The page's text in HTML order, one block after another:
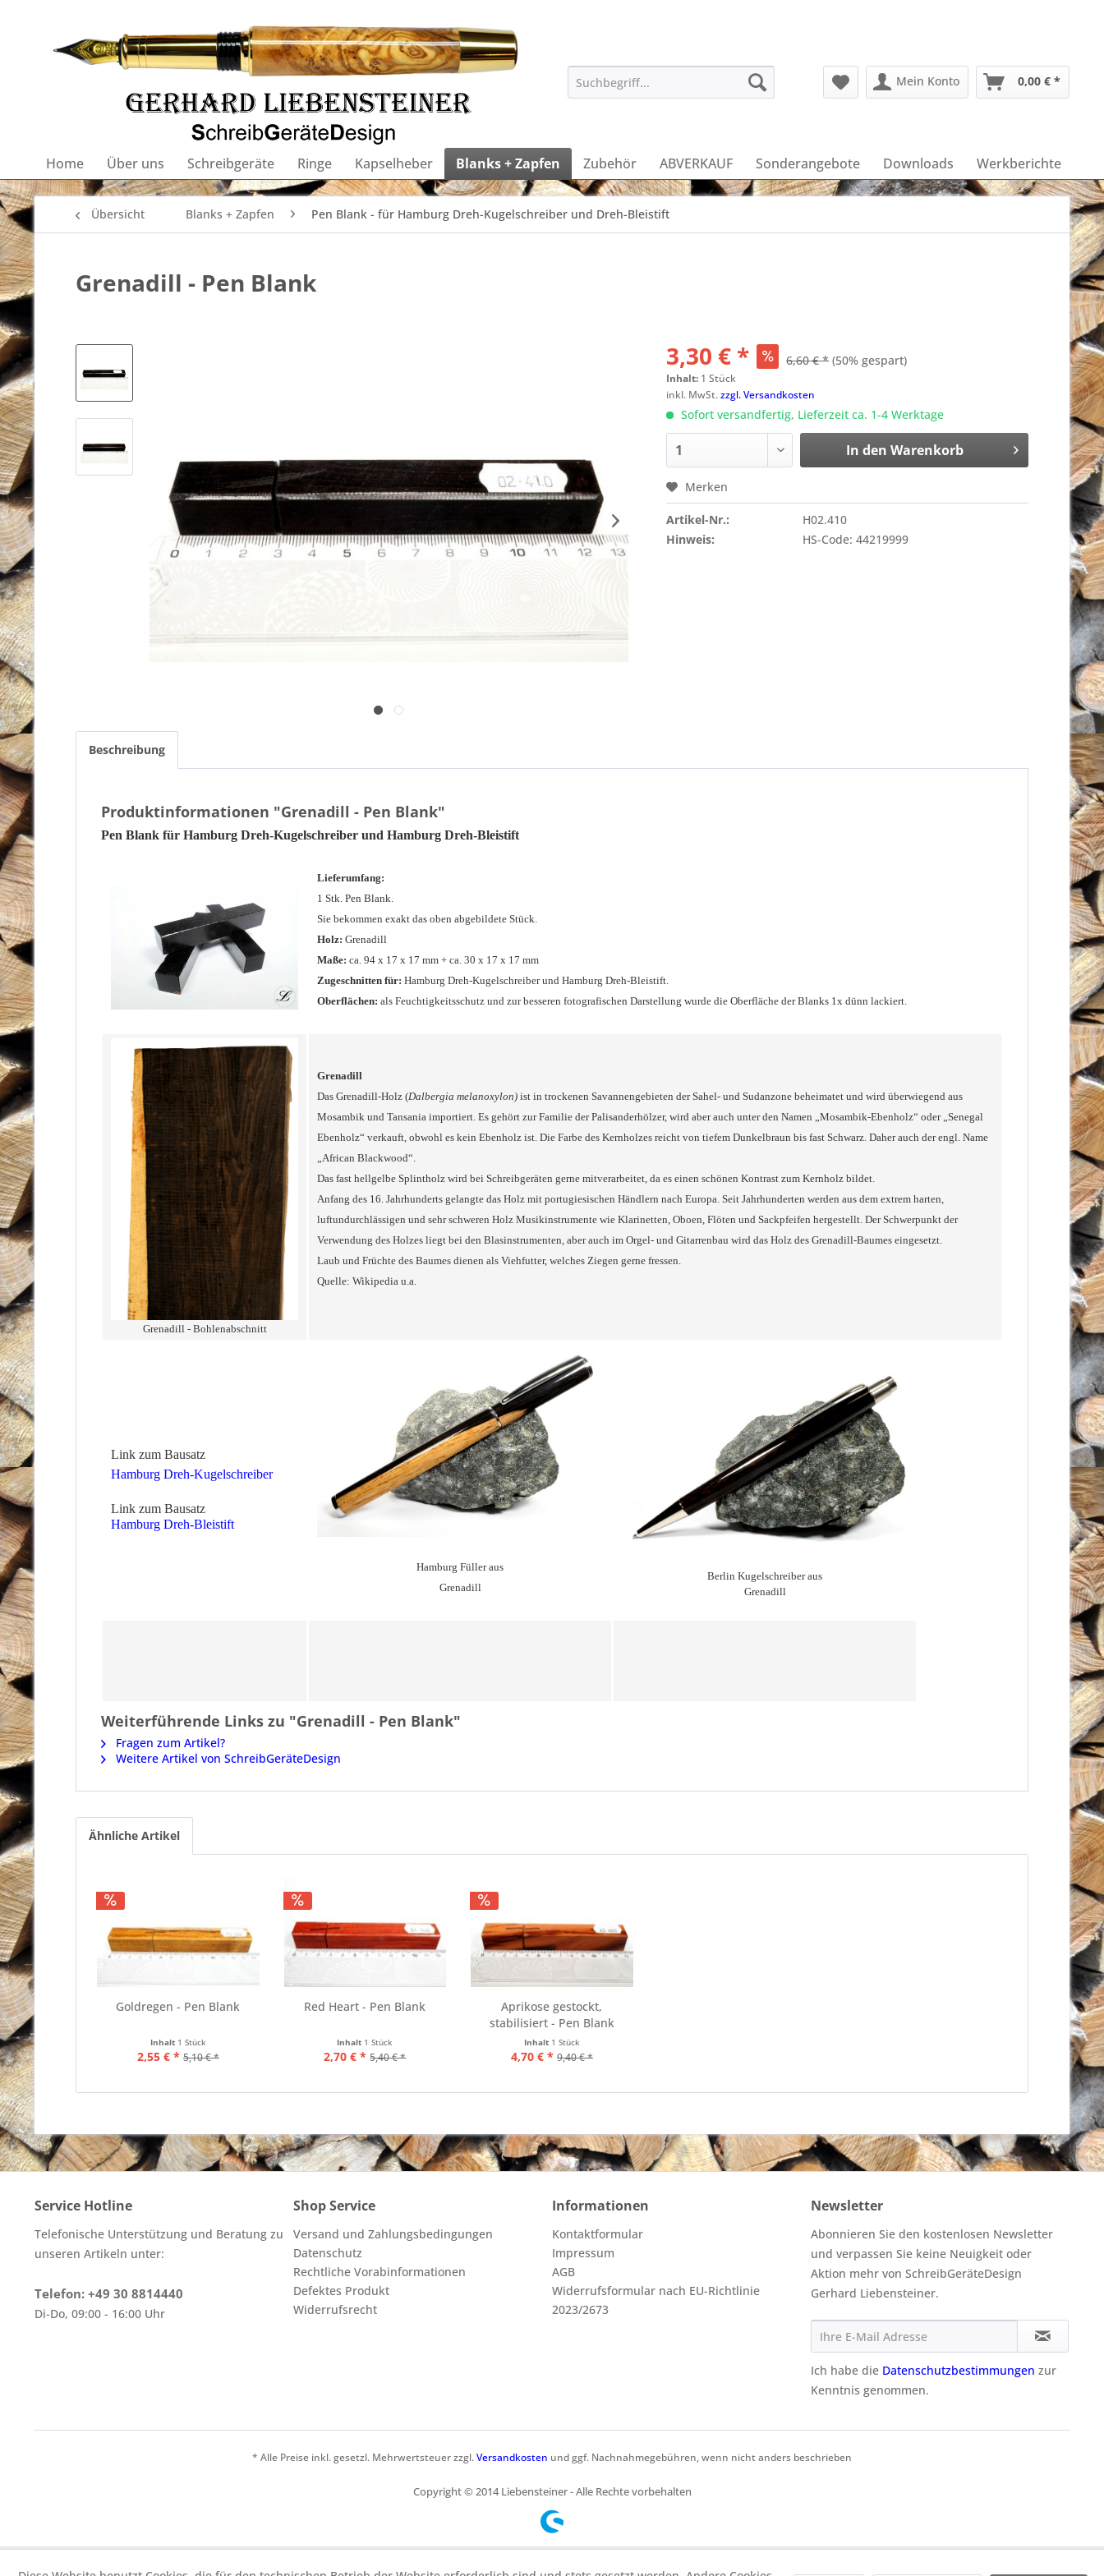
Mein Konto 0,00 € *
Home Über uns Schreibgeräte Ringe Kapselheber Blanks + Zapfen Zubehör ABVERKAUF Sonderangebote Downloads Werkberichte
Übersicht Blanks + Zapfen Pen Blank - für Hamburg Dreh-Kugelschreiber und Dreh-Bleistift
Grenadill - Pen Blank
3,30 € * 6,60 € * (50% gespart)
Inhalt: 1 Stück
inkl. MwSt.zzgl. Versandkosten
Sofort versandfertig, Lieferzeit ca. 1-4 Werktage
In den Warenkorb
Merken
Artikel-Nr.:
H02.410
Hinweis:
HS-Code: 44219999
Beschreibung
Produktinformationen "Grenadill - Pen Blank"
Pen Blank für Hamburg Dreh-Kugelschreiber und Hamburg Dreh-Bleistift
Lieferumfang:
1 Stk. Pen Blank.
Sie bekommen exakt das oben abgebildete Stück.
Holz: Grenadill
Maße: ca. 94 x 17 x 17 mm + ca. 30 x 17 x 17 mm
Zugeschnitten für: Hamburg Dreh-Kugelschreiber und Hamburg Dreh-Bleistift.
Oberflächen: als Feuchtigkeitsschutz und zur besseren fotografischen Darstellung wurde die Oberfläche der Blanks 1x dünn lackiert.
Grenadill - Bohlenabschnitt
Grenadill
Das Grenadill-Holz (Dalbergia melanoxylon) ist in trockenen Savannengebieten der Sahel- und Sudanzone beheimatet und wird überwiegend aus
Mosambik und Tansania importiert. Es gehört zur Familie der Palisanderhölzer, wird aber auch unter den Namen „Mosambik-Ebenholz“ oder „Senegal
Ebenholz“ verkauft, obwohl es kein Ebenholz ist. Die Farbe des Kernholzes reicht von tiefem Dunkelbraun bis fast Schwarz. Daher auch der engl. Name
„African Blackwood“.
Das fast hellgelbe Splintholz wird bei Schreibgeräten gerne mitverarbeitet, da es einen schönen Kontrast zum Kernholz bildet.
Anfang des 16. Jahrhunderts gelangte das Holz mit portugiesischen Händlern nach Europa. Seit Jahrhunderten werden aus dem extrem harten,
luftundurchlässigen und sehr schweren Holz Musikinstrumente wie Klarinetten, Oboen, Flöten und Sackpfeifen hergestellt. Der Schwerpunkt der
Verwendung des Holzes liegt bei den Blasinstrumenten, aber auch im Orgel- und Gitarrenbau wird das Holz des Grenadill-Baumes eingesetzt.
Laub und Früchte des Baumes dienen als Viehfutter, welches Ziegen gerne fressen.
Quelle: Wikipedia u.a.
Link zum Bausatz
Hamburg Dreh-Kugelschreiber
Link zum Bausatz
Hamburg Dreh-Bleistift
Hamburg Füller aus
Grenadill
Berlin Kugelschreiber aus
Grenadill
Weiterführende Links zu "Grenadill - Pen Blank"
Fragen zum Artikel?
Weitere Artikel von SchreibGeräteDesign
Ähnliche Artikel
Goldregen - Pen Blank
Inhalt 1 Stück
2,55 € * 5,10 € *
Red Heart - Pen Blank
Inhalt 1 Stück
2,70 € * 5,40 € *
Aprikose gestockt,
stabilisiert - Pen Blank
Inhalt 1 Stück
4,70 € * 9,40 € *
Service Hotline
Telefonische Unterstützung und Beratung zu
unseren Artikeln unter:
Telefon: +49 30 8814440
Di-Do, 09:00 - 16:00 Uhr
Shop Service
Versand und Zahlungsbedingungen
Datenschutz
Rechtliche Vorabinformationen
Defektes Produkt
Widerrufsrecht
Informationen
Kontaktformular
Impressum
AGB
Widerrufsformular nach EU-Richtlinie
2023/2673
Newsletter
Abonnieren Sie den kostenlosen Newsletter
und verpassen Sie keine Neuigkeit oder
Aktion mehr von SchreibGeräteDesign
Gerhard Liebensteiner.
Ich habe die Datenschutzbestimmungen zur
Kenntnis genommen.
* Alle Preise inkl. gesetzl. Mehrwertsteuer zzgl.Versandkosten und ggf. Nachnahmegebühren, wenn nicht anders beschrieben
Copyright © 2014 Liebensteiner - Alle Rechte vorbehalten